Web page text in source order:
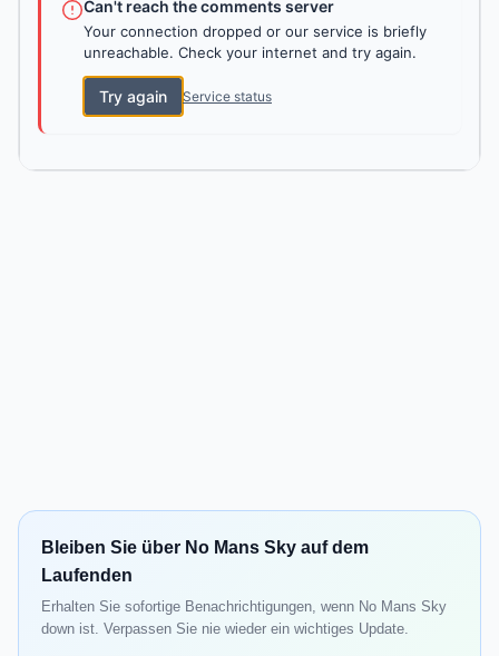
Can't reach the comments server
Your connection dropped or our service is briefly
unreachable. Check your internet and try again.
Try again Service status
Bleiben Sie über No Mans Sky auf dem
Laufenden
Erhalten Sie sofortige Benachrichtigungen, wenn No Mans Sky
down ist. Verpassen Sie nie wieder ein wichtiges Update.